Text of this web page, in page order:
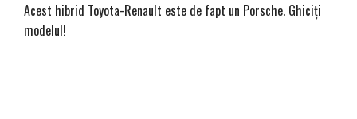
Acest hibrid Toyota-Renault este de fapt un Porsche. Ghiciți
modelul!